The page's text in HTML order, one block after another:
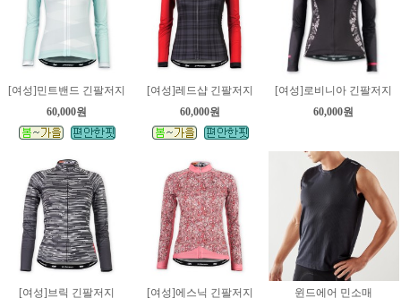
[여성]민트밴드 긴팔저지
60,000원
[여성]레드샵 긴팔저지
60,000원
[여성]로비니아 긴팔저지
60,000원
[여성]브릭 긴팔저지
[여성]에스닉 긴팔저지
윈드에어 민소매